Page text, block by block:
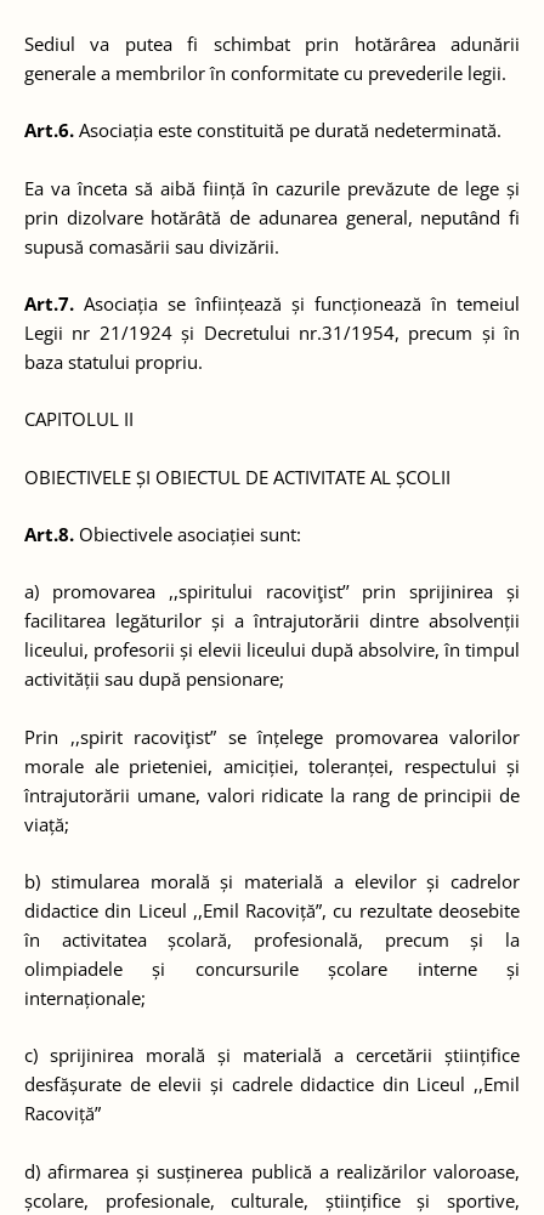
Sediul va putea fi schimbat prin hotărârea adunării
generale a membrilor în conformitate cu prevederile legii.
Art.6. Asociația este constituită pe durată nedeterminată.
Ea va înceta să aibă ființă în cazurile prevăzute de lege și
prin dizolvare hotărâtă de adunarea general, neputând fi
supusă comasării sau divizării.
Art.7. Asociația se înființează și funcționează în temeiul
Legii nr 21/1924 și Decretului nr.31/1954, precum și în
baza statului propriu.
CAPITOLUL II
OBIECTIVELE ȘI OBIECTUL DE ACTIVITATE AL ȘCOLII
Art.8. Obiectivele asociației sunt:
a) promovarea ,,spiritului racoviţist’’ prin sprijinirea și
facilitarea legăturilor și a întrajutorării dintre absolvenții
liceului, profesorii și elevii liceului după absolvire, în timpul
activității sau după pensionare;
Prin ,,spirit racoviţist” se înțelege promovarea valorilor
morale ale prieteniei, amiciției, toleranței, respectului și
întrajutorării umane, valori ridicate la rang de principii de
viață;
b) stimularea morală și materială a elevilor și cadrelor
didactice din Liceul ,,Emil Racoviță”, cu rezultate deosebite
în activitatea școlară, profesională, precum și la
olimpiadele și concursurile școlare interne și
internaționale;
c) sprijinirea morală și materială a cercetării științifice
desfășurate de elevii și cadrele didactice din Liceul ,,Emil
Racoviță”
d) afirmarea și susținerea publică a realizărilor valoroase,
școlare, profesionale, culturale, științifice și sportive,